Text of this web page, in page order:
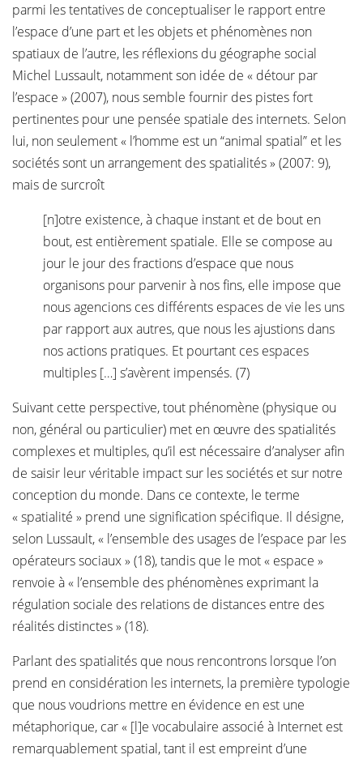
parmi les tentatives de conceptualiser le rapport entre
l’espace d’une part et les objets et phénomènes non
spatiaux de l’autre, les réflexions du géographe social
Michel Lussault, notamment son idée de « détour par
l’espace » (2007), nous semble fournir des pistes fort
pertinentes pour une pensée spatiale des internets. Selon
lui, non seulement « l’homme est un “animal spatial” et les
sociétés sont un arrangement des spatialités » (2007: 9),
mais de surcroît
[n]otre existence, à chaque instant et de bout en
bout, est entièrement spatiale. Elle se compose au
jour le jour des fractions d’espace que nous
organisons pour parvenir à nos fins, elle impose que
nous agencions ces différents espaces de vie les uns
par rapport aux autres, que nous les ajustions dans
nos actions pratiques. Et pourtant ces espaces
multiples […] s’avèrent impensés. (7)
Suivant cette perspective, tout phénomène (physique ou
non, général ou particulier) met en œuvre des spatialités
complexes et multiples, qu’il est nécessaire d’analyser afin
de saisir leur véritable impact sur les sociétés et sur notre
conception du monde. Dans ce contexte, le terme
« spatialité » prend une signification spécifique. Il désigne,
selon Lussault, « l’ensemble des usages de l’espace par les
opérateurs sociaux » (18), tandis que le mot « espace »
renvoie à « l’ensemble des phénomènes exprimant la
régulation sociale des relations de distances entre des
réalités distinctes » (18).
Parlant des spatialités que nous rencontrons lorsque l’on
prend en considération les internets, la première typologie
que nous voudrions mettre en évidence en est une
métaphorique, car « [l]e vocabulaire associé à Internet est
remarquablement spatial, tant il est empreint d’une